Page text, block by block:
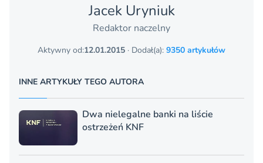
Jacek Uryniuk
Redaktor naczelny
Aktywny od:12.01.2015 · Dodał(a): 9350 artykułów
INNE ARTYKUŁY TEGO AUTORA
Dwa nielegalne banki na liście
ostrzeżeń KNF